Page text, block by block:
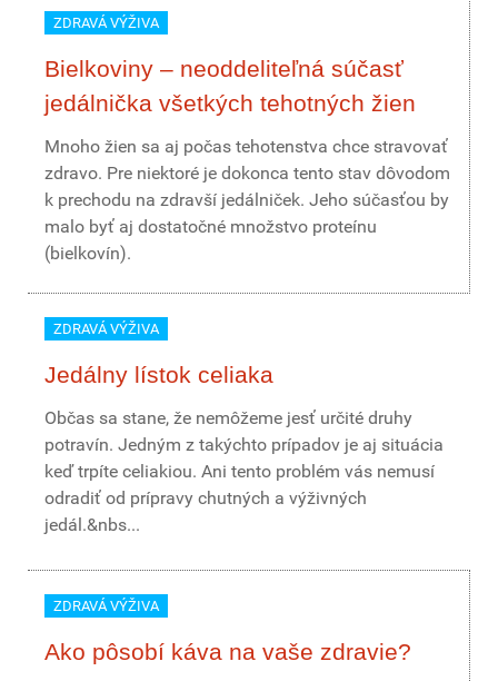
ZDRAVÁ VÝŽIVA
Bielkoviny – neoddeliteľná súčasť
jedálnička všetkých tehotných žien
Mnoho žien sa aj počas tehotenstva chce stravovať
zdravo. Pre niektoré je dokonca tento stav dôvodom
k prechodu na zdravší jedálniček. Jeho súčasťou by
malo byť aj dostatočné množstvo proteínu
(bielkovín).
ZDRAVÁ VÝŽIVA
Jedálny lístok celiaka
Občas sa stane, že nemôžeme jesť určité druhy
potravín. Jedným z takýchto prípadov je aj situácia
keď trpíte celiakiou. Ani tento problém vás nemusí
odradiť od prípravy chutných a výživných
jedál.&nbs...
ZDRAVÁ VÝŽIVA
Ako pôsobí káva na vaše zdravie?